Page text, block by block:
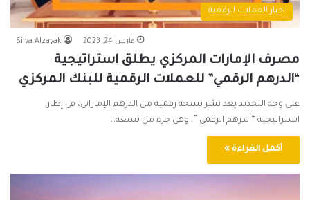
اخبار العملات الرقمية
Silva Alzayak مارس 24, 2023
مصرف الإمارات المركزي يطلق استراتيجية
“الدرهم الرقمي” للعملات الرقمية للبنك المركزي
على وجه التحديد يعد نشر نسخة رقمية من الدرهم الإماراتي، في إطار
استراتيجية “الدرهم الرقمي ”. وهي جزء من تسعة…
أكمل القراءة »